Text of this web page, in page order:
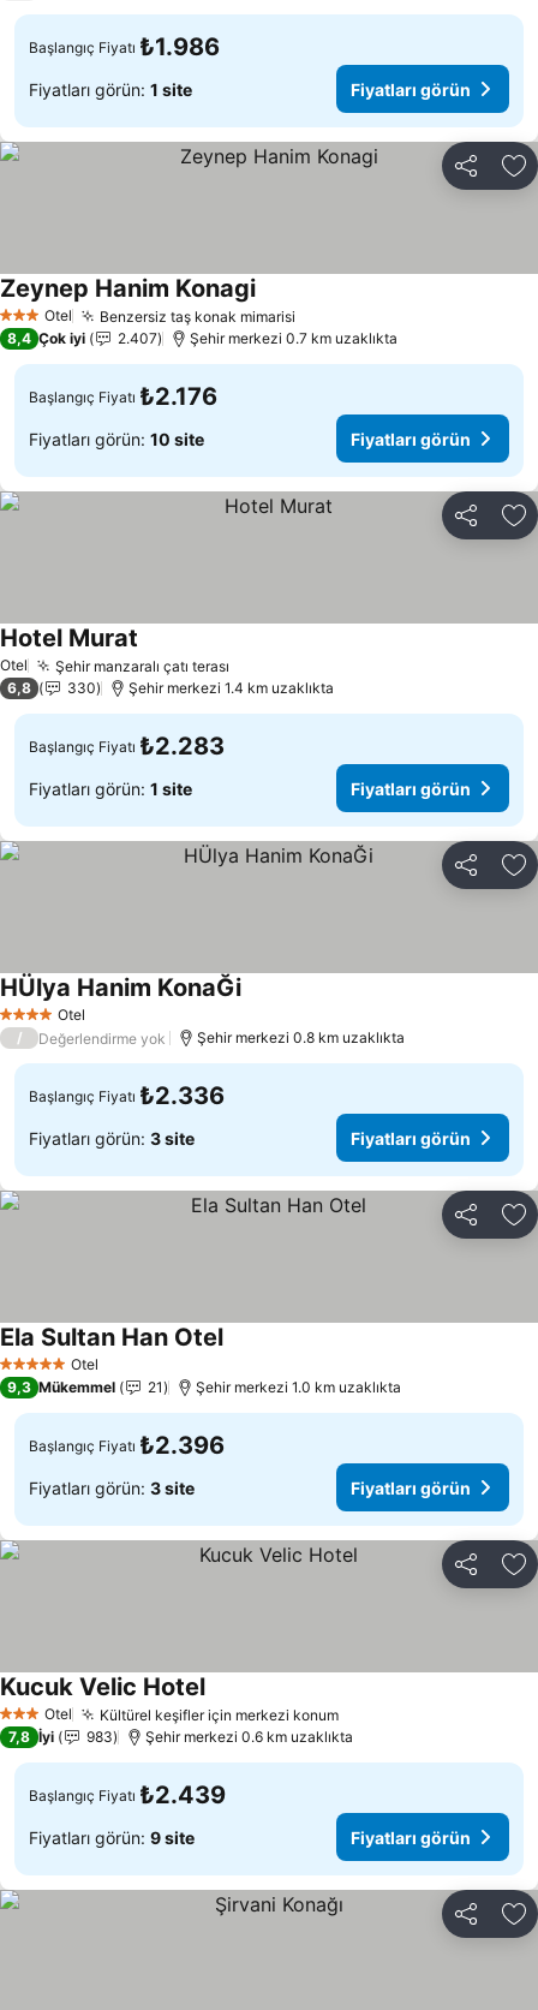
Başlangıç Fiyatı ₺1.986
Fiyatları görün: 1 site Fiyatları görün
Paylaş
3 YıldızOtel Benzersiz taş konak mimarisi
Zeynep Hanim KonagiFiyatları görün
8,4 Çok iyi 2.407 Şehir merkezi 0.7 km uzaklıkta
Başlangıç Fiyatı ₺2.176
Fiyatları görün: 10 site Fiyatları görün
Paylaş
Otel Şehir manzaralı çatı terası
Hotel Murat
6,8 330 Şehir merkezi 1.4 km uzaklıkta
Başlangıç Fiyatı ₺2.283
Fiyatları görün: 1 site Fiyatları görün
Paylaş
4 Yıldız Otel
HÜlya Hanim KonaĞiFiyatları görün
/ Değerlendirme yok Şehir merkezi 0.8 km uzaklıkta
Başlangıç Fiyatı ₺2.336
Fiyatları görün: 3 site Fiyatları görün
Paylaş
5 Yıldız Otel
Ela Sultan Han OtelFiyatları görün
9,3 Mükemmel 21 Şehir merkezi 1.0 km uzaklıkta
Başlangıç Fiyatı ₺2.396
Fiyatları görün: 3 site Fiyatları görün
Paylaş
3 YıldızOtel Kültürel keşifler için merkezi konumFiyatları görün
Kucuk Velic HotelFiyatları görün
7,8 İyi 983 Şehir merkezi 0.6 km uzaklıkta
Başlangıç Fiyatı ₺2.439
Fiyatları görün: 9 site Fiyatları görün
Paylaş